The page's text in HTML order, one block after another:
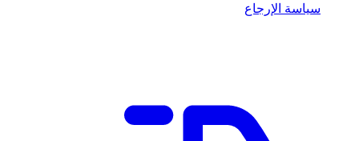
سياسة الإرجاع